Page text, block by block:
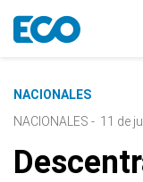
NACIONALES
NACIONALES - 11 de